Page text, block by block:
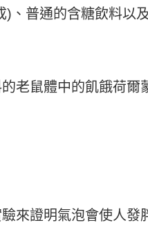
)、普通的含糖飲料以
老鼠體中的飢餓荷爾
來證明氣泡會使人發